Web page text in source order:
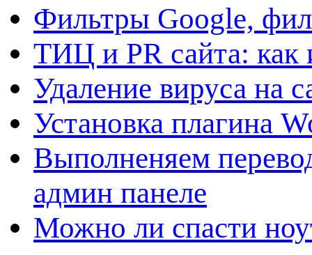
Фильтры Google,
ТИЦ и PR сайта: как
Удаление вируса на
Установка плагина
Выполненяем
админ панеле
Можно ли спасти